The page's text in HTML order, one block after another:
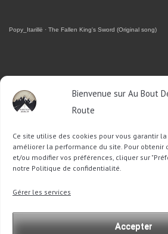
Bienvenue sur Au Bout
Route
Ce site utilise des cookies pour vous garantir
améliorer la performance du site. Pour obtenir
et/ou modifier vos préférences, cliquer sur
notre Politique de confidentialité.
Gérer les services
Accepter
Popy_Itarillë · The Fallen King's Sword (Original song)
RETROUVEZ-MOI SUR FACEBOOK
OU SUR TWITTER
Follow @Sophie_ABDLRTweet to
: